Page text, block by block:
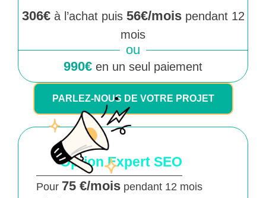
306€ à l’achat puis 56€/mois pendant 12
mois
ou
990€ en un seul paiement
PARLEZ-NOUS DE VOTRE PROJET
Option Expert SEO
Pour 75 €/mois pendant 12 mois